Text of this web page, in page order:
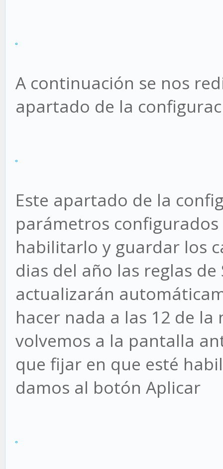
A continuación se nos
apartado de la
Este apartado de la
parámetros
habilitarlo y guardar los
dias del año las reglas
actualizarán
hacer nada a las 12 de
volvemos a la pantalla
que fijar en que esté
damos al botón Aplicar